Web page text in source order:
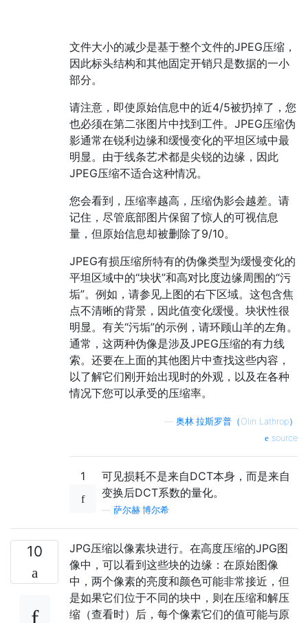
文件大小的减少是基于整个文件的JPEG压缩，
因此标头结构和其他固定开销只是数据的一小
部分。
请注意，即使原始信息中的近4/5被扔掉了，您
也必须在第二张图片中找到工件。JPEG压缩伪
影通常在锐利边缘和缓慢变化的平坦区域中最
明显。由于线条艺术都是尖锐的边缘，因此
JPEG压缩不适合这种情况。
您会看到，压缩率越高，压缩伪影会越差。请
记住，尽管底部图片保留了惊人的可视信息
量，但原始信息却被删除了9/10。
JPEG有损压缩所特有的伪像类型为缓慢变化的
平坦区域中的“块状”和高对比度边缘周围的“污
垢”。例如，请参见上图的右下区域。这包含焦
点不清晰的背景，因此值变化缓慢。块状性很
明显。有关“污垢”的示例，请环顾山羊的左角。
通常，这两种伪像是涉及JPEG压缩的有力线
索。还要在上面的其他图片中查找这些内容，
以了解它们刚开始出现时的外观，以及在各种
情况下您可以承受的压缩率。
奥林·拉斯罗普（Olin Lathrop）
source
1
可见损耗不是来自DCT本身，而是来自
变换后DCT系数的量化。
萨尔赫·博尔希
10
JPG压缩以像素块进行。在高度压缩的JPG图
像中，可以看到这些块的边缘：在原始图像
中，两个像素的亮度和颜色可能非常接近，但
是如果它们位于不同的块中，则在压缩和解压
缩（查看时）后，每个像素它们的值可能与原